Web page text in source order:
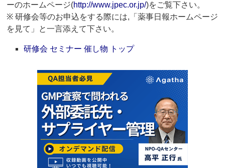
ーのホームページ(http://www.jpec.or.jp/)をご覧下さい。
※ 研修会等のお申込をする際には,「薬事日報ホームページ
を見て」と一言添えて下さい。
研修会 セミナー 催し物 トップ